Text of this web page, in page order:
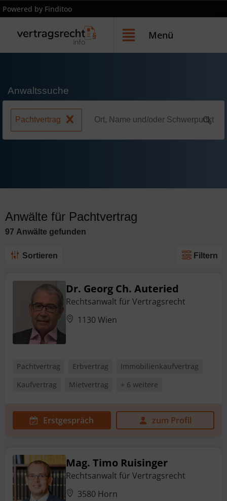
Powered by Finditoo
Menü
Anwaltssuche
Pachtvertrag
Anwälte für Pachtvertrag
97 Anwälte gefunden
Sortieren Filtern
Dr. Georg Ch. Auteried
Rechtsanwalt für Vertragsrecht
1130 Wien
Pachtvertrag Erbvertrag
Immobilienkaufvertrag
Kaufvertrag
Mietvertrag + 6 weitere
Erstgespräch zum Profil
Mag. Timo Ruisinger
Rechtsanwalt für Vertragsrecht
3580 Horn